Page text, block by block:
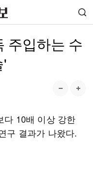
주입하는 수
'
다 10배 이상 강한
구 결과가 나왔다.